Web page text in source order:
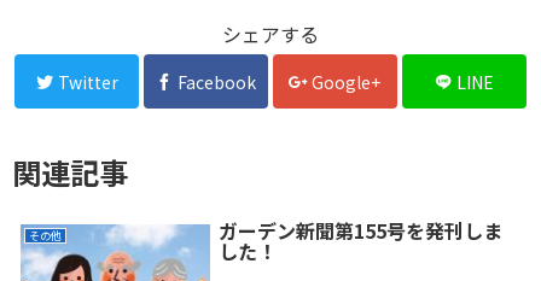
シェアする
Twitter Facebook Google+ LINE
関連記事
その他 ガーデン新聞第155号を発刊しま
した！